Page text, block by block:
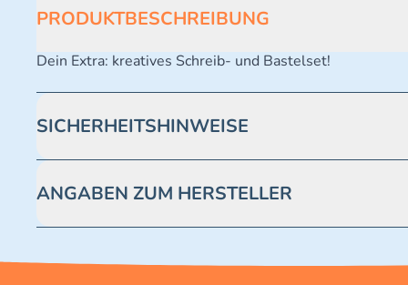
PRODUKTBESCHREIBUNG
Dein Extra: kreatives Schreib- und Bastelset!
SICHERHEITSHINWEISE
ANGABEN ZUM HERSTELLER